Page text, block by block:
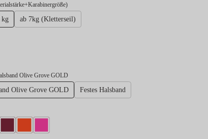
auswählen
kg ab 7kg (Kletterseil)
Olive Grove GOLD
Olive Grove GOLD Festes Halsband